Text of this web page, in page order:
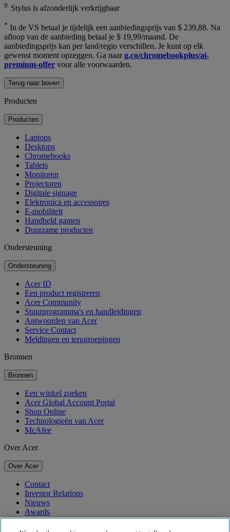
9. Stylus is afzonderlijk verkrijgbaar
* In de VS betaal je tijdelijk een aanbiedingsprijs van $ 239,88. Na
afloop van de aanbieding betaal je $ 19,99/maand. De
aanbiedingsprijs kan per land/regio verschillen. Je kunt op elk
gewenst moment opzeggen. Ga naarg.co/chromebookplus/ai-
premium-offer voor alle voorwaarden.
Terug naar boven
Producten
Producten
Laptops
Desktops
Chromebooks
Tablets
Monitoren
Projectoren
Digitale signage
Elektronica en accessoires
E-mobiliteit
Handheld gamen
Duurzame producten
Ondersteuning
Ondersteuning
Acer ID
Een product registreren
Acer Community
Stuurprogramma's en handleidingen
Antwoorden van Acer
Service Contact
Meldingen en terugroepingen
Bronnen
Bronnen
Een winkel zoeken
Acer Global Account Portal
Shop Online
Technologieën van Acer
McAfee
Over Acer
Over Acer
Contact
Investor Relations
Nieuws
Awards
Evenementen